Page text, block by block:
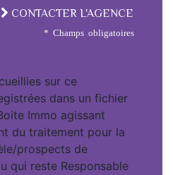
CONTACTER L'AGENCE
* Champs obligatoires
sur ce
dans un fichier
Immo agissant
du traitement pour la
prospects de
qui reste Responsable